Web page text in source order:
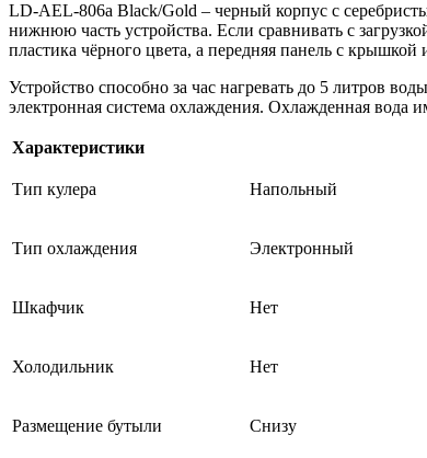
LD-AEL-806a Black/Gold – черный корпус с
нижнюю часть устройства. Если сравнивать с
пластика чёрного цвета, а передняя панель с крышкой
Устройство способно за час нагревать до 5 литров
электронная система охлаждения. Охлажденная вода
Характеристики
Тип кулера Напольный
Тип охлаждения Электронный
Шкафчик Нет
Холодильник Нет
Размещение бутыли Снизу